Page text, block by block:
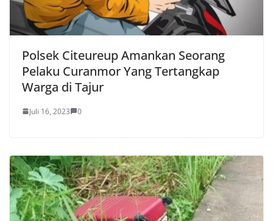
Polsek Citeureup Amankan Seorang
Pelaku Curanmor Yang Tertangkap
Warga di Tajur
Juli 16, 2023 0